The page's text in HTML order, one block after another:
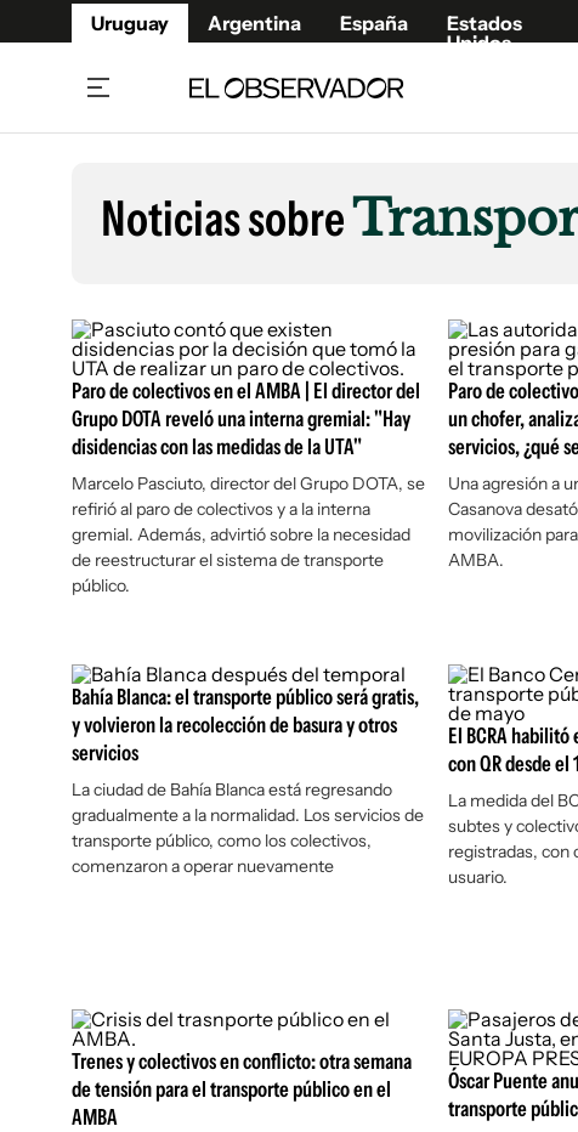
Uruguay Argentina España
Estados
Unidos
Beneficios Member
Café y Negocios
Economía y Empresas
Agro
Brand Studio
Mundo
Cultura y Espectáculos
Fúnebres
Argentina
España
Estados
Noticias sobre
Paro de colectivos en el AMBA | El director del
Grupo DOTA reveló una interna gremial: "Hay
disidencias con las medidas de la UTA"
Marcelo Pasciuto, director del Grupo DOTA, se
refirió al paro de colectivos y a la interna
gremial. Además, advirtió sobre la necesidad
de reestructurar el sistema de transporte
público.
Paro de
un chofer,
servicios, ¿qué
Una agresión a
Casanova
movilización
AMBA.
Bahía Blanca: el transporte público será gratis,
y volvieron la recolección de basura y otros
servicios
La ciudad de Bahía Blanca está regresando
gradualmente a la normalidad. Los servicios de
transporte público, como los colectivos,
comenzaron a operar nuevamente
El BCRA
con QR desde el
La medida del
subtes y
registradas, con
usuario.
Trenes y colectivos en conflicto: otra semana
de tensión para el transporte público en el
AMBA
Óscar Puente
transporte